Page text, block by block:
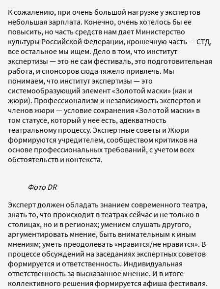
К сожалению, при очень большой нагрузке у экспертов
небольшая зарплата. Конечно, очень хотелось бы ее
повысить, но часть средств нам дает Министерство
культуры Российской Федерации, крошечную часть — СТД,
все остальное мы ищем. Дело в том, что институт
экспертизы — это не сам фестиваль, это подготовительная
работа, и спонсоров сюда тяжело привлечь. Мы
понимаем, что институт экспертизы — это
системообразующий элемент «Золотой маски» (как и
жюри). Профессионализм и независимость экспертов и
членов жюри — условие сохранения «Золотой маски» в
том статусе, который у нее есть, адекватность
театральному процессу. Экспертные советы и Жюри
формируются учредителем, сообществом критиков на
основе профессиональных требований, с учетом всех
обстоятельств и контекста.
Фото DR
Эксперт должен обладать знанием современного театра,
знать то, что происходит в театрах сейчас и не только в
столицах, но и в регионах; умением слушать другого,
аргументировать мнение, быть внимательным к иным
мнениям; уметь преодолевать «нравится/не нравится». В
процессе обсуждений на заседаниях экспертных советов
формируется и ответственность. Индивидуальная
ответственность за высказанное мнение. И в итоге
коллективного решения формируется афиша фестиваля.